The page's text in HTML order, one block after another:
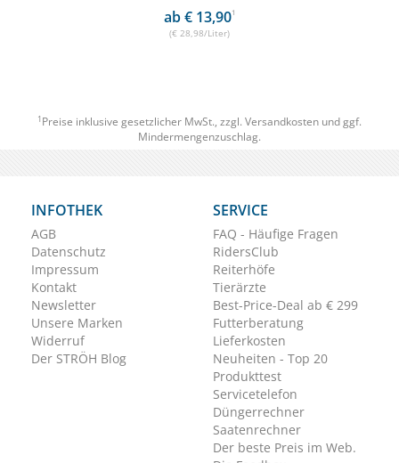
ab € 13,901
(€ 28,98/Liter)
1 Preise inklusive gesetzlicher MwSt., zzgl. Versandkosten und ggf.
Mindermengenzuschlag.
INFOTHEK
AGB
Datenschutz
Impressum
Kontakt
Newsletter
Unsere Marken
Widerruf
Der STRÖH Blog
SERVICE
FAQ - Häufige Fragen
RidersClub
Reiterhöfe
Tierärzte
Best-Price-Deal ab € 299
Futterberatung
Lieferkosten
Neuheiten - Top 20
Produkttest
Servicetelefon
Düngerrechner
Saatenrechner
Der beste Preis im Web.